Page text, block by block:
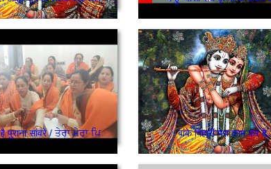
तेरा मेरा प्यार है पुराना सांवरे / ਤੇਰਾ ਮੇਰਾ ਪਿਆਰ ਹੈ ਪੁਰਾਣਾ ਸਾਂਵਰੇ बांके बिहारी मेरा काम कर दे